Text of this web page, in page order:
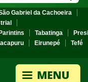
Gabriel da Cachoeira
Parintins Tabatinga
Eirunepé
Tefé